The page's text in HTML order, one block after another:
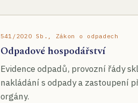
541/2020 Sb., Zákon o odpadech
Odpadové hospodářství
Evidence odpadů, provozní řády
nakládání s odpady a zastoupení
orgány.